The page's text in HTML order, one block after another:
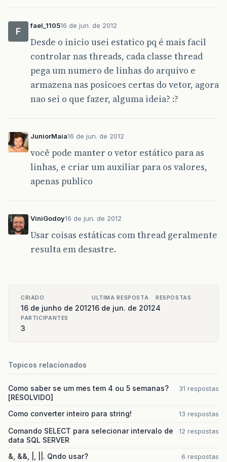
F
fael_110516 de jun. de 2012
Desde o inicio usei estatico pq é mais facil
controlar nas threads, cada classe thread
pega um numero de linhas do arquivo e
armazena nas posicoes certas do vetor, agora
nao sei o que fazer, alguma ideia? :?
JuniorMaia16 de jun. de 2012
você pode manter o vetor estático para as
linhas, e criar um auxiliar para os valores,
apenas publico
ViniGodoy16 de jun. de 2012
Usar coisas estáticas com thread geralmente
resulta em desastre.
CRIADO
16 de junho de 2012
ULTIMA RESPOSTA
16 de jun. de 2012
RESPOSTAS
4
PARTICIPANTES
3
Topicos relacionados
Como saber se um mes tem 4 ou 5 semanas?
[RESOLVIDO]
31 respostas
Como converter inteiro para string! 13 respostas
Comando SELECT para selecionar intervalo de
data SQL SERVER
12 respostas
&, &&, |, ||. Qndo usar? 6 respostas